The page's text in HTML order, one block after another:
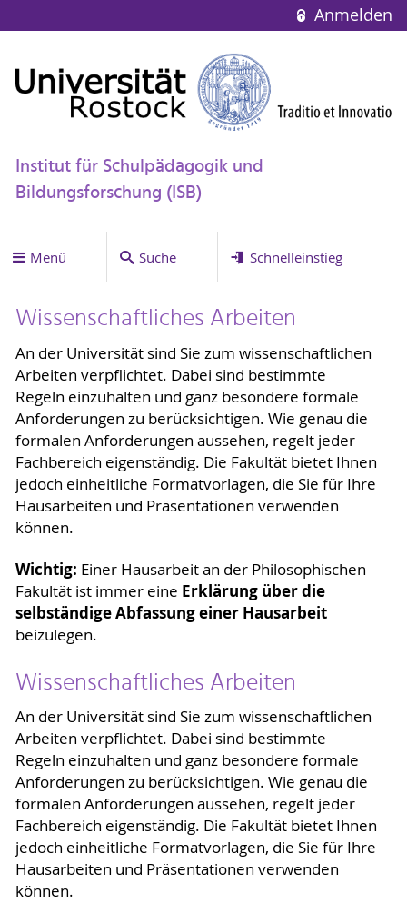
Anmelden
Institut für Schulpädagogik und
Bildungsforschung (ISB)
Menü Suche Schnelleinstieg
Wissenschaftliches Arbeiten
An der Universität sind Sie zum wissenschaftlichen
Arbeiten verpflichtet. Dabei sind bestimmte
Regeln einzuhalten und ganz besondere formale
Anforderungen zu berücksichtigen. Wie genau die
formalen Anforderungen aussehen, regelt jeder
Fachbereich eigenständig. Die Fakultät bietet Ihnen
jedoch einheitliche Formatvorlagen, die Sie für Ihre
Hausarbeiten und Präsentationen verwenden
können.
Wichtig: Einer Hausarbeit an der Philosophischen
Fakultät ist immer eine Erklärung über die
selbständige Abfassung einer Hausarbeit
beizulegen.
Wissenschaftliches Arbeiten
An der Universität sind Sie zum wissenschaftlichen
Arbeiten verpflichtet. Dabei sind bestimmte
Regeln einzuhalten und ganz besondere formale
Anforderungen zu berücksichtigen. Wie genau die
formalen Anforderungen aussehen, regelt jeder
Fachbereich eigenständig. Die Fakultät bietet Ihnen
jedoch einheitliche Formatvorlagen, die Sie für Ihre
Hausarbeiten und Präsentationen verwenden
können.